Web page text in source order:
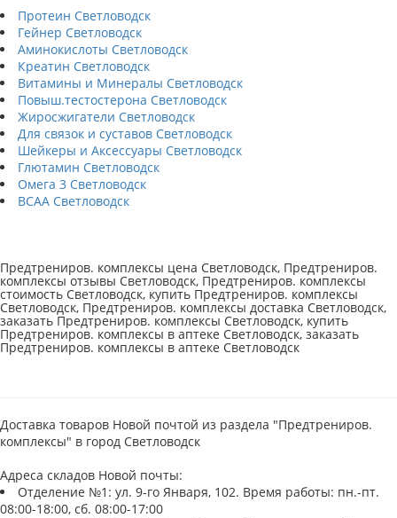
Протеин Светловодск
Гейнер Светловодск
Аминокислоты Светловодск
Креатин Светловодск
Витамины и Минералы Светловодск
Повыш.тестостерона Светловодск
Жиросжигатели Светловодск
Для связок и суставов Светловодск
Шейкеры и Аксессуары Светловодск
Глютамин Светловодск
Омега 3 Светловодск
BCAA Светловодск
Предтрениров. комплексы цена Светловодск, Предтрениров.
комплексы отзывы Светловодск, Предтрениров. комплексы
стоимость Светловодск, купить Предтрениров. комплексы
Светловодск, Предтрениров. комплексы доставка Светловодск,
заказать Предтрениров. комплексы Светловодск, купить
Предтрениров. комплексы в аптеке Светловодск, заказать
Предтрениров. комплексы в аптеке Светловодск
Доставка товаров Новой почтой из раздела "Предтрениров.
комплексы" в город Светловодск
Адреса складов Новой почты:
Отделение №1: ул. 9-го Января, 102. Время работы: пн.-пт.
08:00-18:00, сб. 08:00-17:00